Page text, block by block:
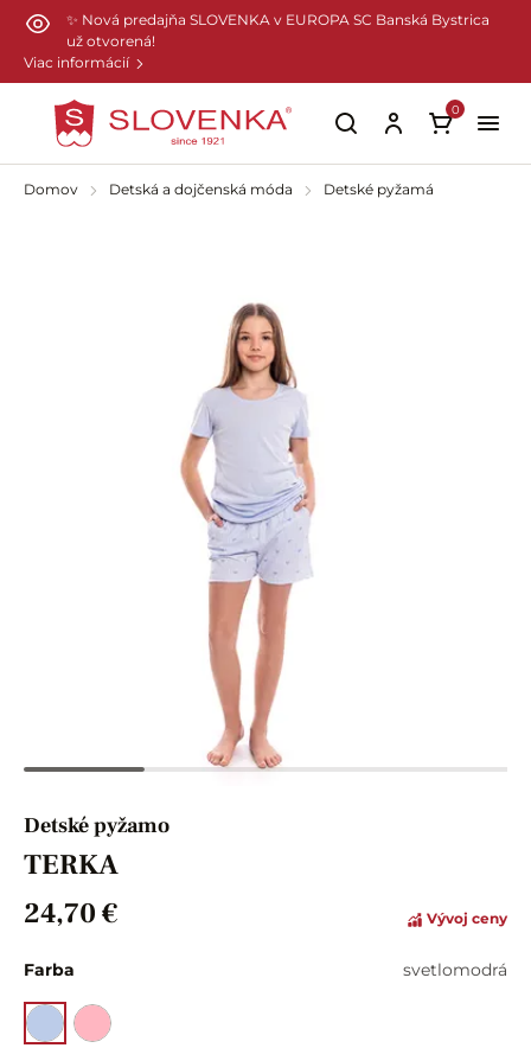
Preskočiť na hlavný obsah
✨ Nová predajňa SLOVENKA v EUROPA SC Banská Bystrica
už otvorená!
Viac informácií
0
Domov Detská a dojčenská móda Detské pyžamá
Detské pyžamo
TERKA
24,70 €
Vývoj ceny
Farba svetlomodrá